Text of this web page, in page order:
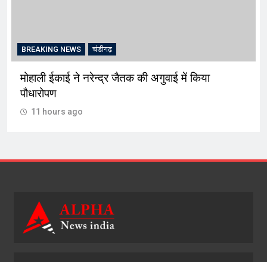
BREAKING NEWS चंडीगढ़
मोहाली ईकाई ने नरेन्द्र जैतक की अगुवाई में किया
पौधारोपण
11 hours ago